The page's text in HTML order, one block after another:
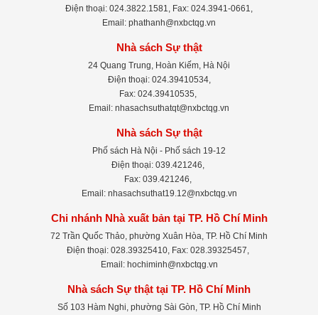
Điện thoại: 024.3822.1581, Fax: 024.3941-0661,
Email: phathanh@nxbctqg.vn
Nhà sách Sự thật
24 Quang Trung, Hoàn Kiếm, Hà Nội
Điện thoại: 024.39410534,
Fax: 024.39410535,
Email: nhasachsuthatqt@nxbctqg.vn
Nhà sách Sự thật
Phố sách Hà Nội - Phố sách 19-12
Điện thoại: 039.421246,
Fax: 039.421246,
Email: nhasachsuthat19.12@nxbctqg.vn
Chi nhánh Nhà xuất bản tại TP. Hồ Chí Minh
72 Trần Quốc Thảo, phường Xuân Hòa, TP. Hồ Chí Minh
Điện thoại: 028.39325410, Fax: 028.39325457,
Email: hochiminh@nxbctqg.vn
Nhà sách Sự thật tại TP. Hồ Chí Minh
Số 103 Hàm Nghi, phường Sài Gòn, TP. Hồ Chí Minh